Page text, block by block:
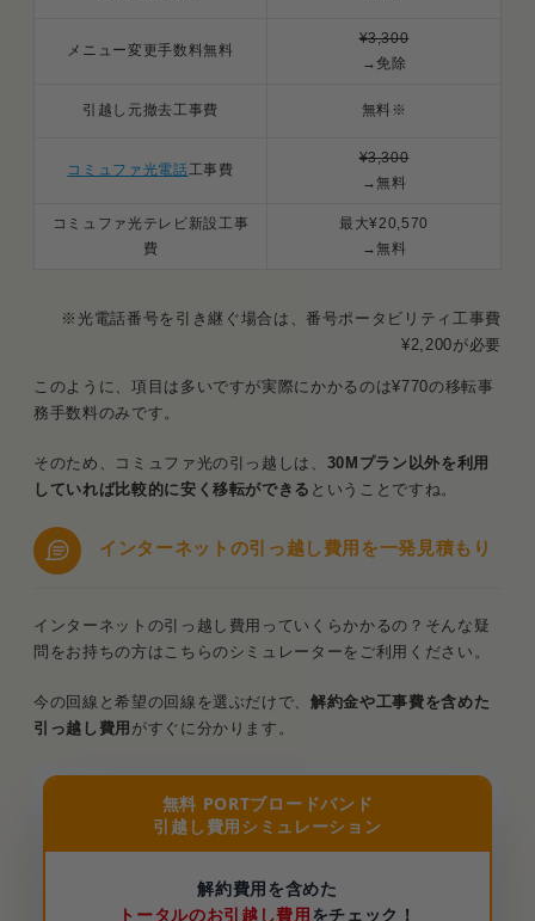
メニュー変更手数料無料
¥3,300
→免除
引越し元撤去工事費 無料※
コミュファ光電話工事費
¥3,300
→無料
コミュファ光テレビ新設工事
費
最大¥20,570
→無料
※光電話番号を引き継ぐ場合は、番号ポータビリティ工事費
¥2,200が必要
このように、項目は多いですが実際にかかるのは¥770の移転事
務手数料のみです。
そのため、コミュファ光の引っ越しは、 30Mプラン以外を利用
していれば比較的に安く移転ができる ということですね。
インターネットの引っ越し費用を一発見積もり
インターネットの引っ越し費用っていくらかかるの？そんな疑
問をお持ちの方はこちらのシミュレーターをご利用ください。
今の回線と希望の回線を選ぶだけで、解約金や工事費を含めた
引っ越し費用 がすぐに分かります。
無料 PORTブロードバンド
引越し費用シミュレーション
解約費用を含めた
トータルのお引越し費用をチェック！